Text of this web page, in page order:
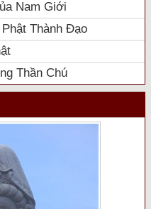
Nam Giới
Thành Đạo
Thần Chú